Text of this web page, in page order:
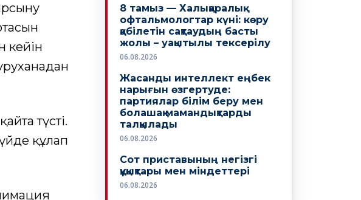
кейін
түсті.
құлап
8 тамыз — Халықаралық
офтальмологтар күні: көру
қабілетін сақтаудың басты
жолы – уақытылы тексерілу
06.08.2026
Жасанды интеллект еңбек
нарығын өзгертуде:
партиялар білім беру мен
болашақ мамандықтарды
талқылады
06.08.2026
Сот приставының негізгі
құқықтары мен міндеттері
06.08.2026